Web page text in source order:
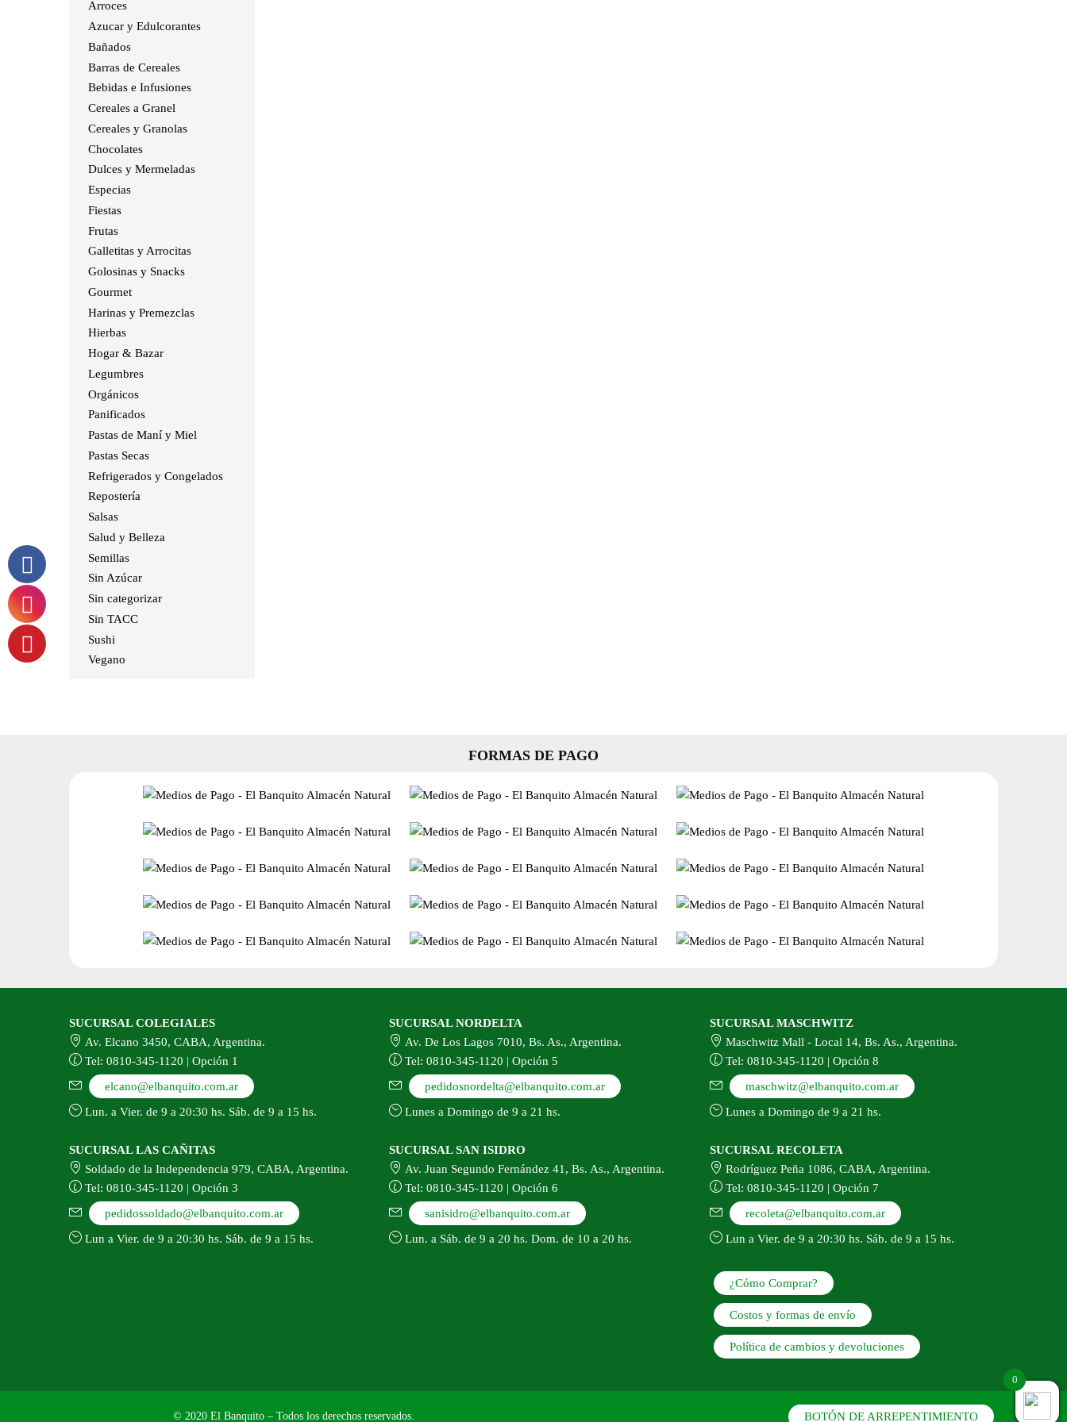
Arroces
Azucar y Edulcorantes
Bañados
Barras de Cereales
Bebidas e Infusiones
Cereales a Granel
Cereales y Granolas
Chocolates
Dulces y Mermeladas
Especias
Fiestas
Frutas
Galletitas y Arrocitas
Golosinas y Snacks
Gourmet
Harinas y Premezclas
Hierbas
Hogar & Bazar
Legumbres
Orgánicos
Panificados
Pastas de Maní y Miel
Pastas Secas
Refrigerados y Congelados
Repostería
Salsas
Salud y Belleza
Semillas
Sin Azúcar
Sin categorizar
Sin TACC
Sushi
Vegano
FORMAS DE PAGO
SUCURSAL COLEGIALES
Av. Elcano 3450, CABA, Argentina.
Tel: 0810-345-1120 | Opción 1
elcano@elbanquito.com.ar
Lun. a Vier. de 9 a 20:30 hs. Sáb. de 9 a 15 hs.
SUCURSAL LAS CAÑITAS
Soldado de la Independencia 979, CABA, Argentina.
Tel: 0810-345-1120 | Opción 3
pedidossoldado@elbanquito.com.ar
Lun a Vier. de 9 a 20:30 hs. Sáb. de 9 a 15 hs.
SUCURSAL NORDELTA
Av. De Los Lagos 7010, Bs. As., Argentina.
Tel: 0810-345-1120 | Opción 5
pedidosnordelta@elbanquito.com.ar
Lunes a Domingo de 9 a 21 hs.
SUCURSAL SAN ISIDRO
Av. Juan Segundo Fernández 41, Bs. As., Argentina.
Tel: 0810-345-1120 | Opción 6
sanisidro@elbanquito.com.ar
Lun. a Sáb. de 9 a 20 hs. Dom. de 10 a 20 hs.
SUCURSAL MASCHWITZ
Maschwitz Mall - Local 14, Bs. As., Argentina.
Tel: 0810-345-1120 | Opción 8
maschwitz@elbanquito.com.ar
Lunes a Domingo de 9 a 21 hs.
SUCURSAL RECOLETA
Rodríguez Peña 1086, CABA, Argentina.
Tel: 0810-345-1120 | Opción 7
recoleta@elbanquito.com.ar
Lun a Vier. de 9 a 20:30 hs. Sáb. de 9 a 15 hs.
¿Cómo Comprar?
Costos y formas de envío
Política de cambios y devoluciones
© 2020 El Banquito – Todos los derechos reservados. BOTÓN DE ARREPENTIMIENTO
0